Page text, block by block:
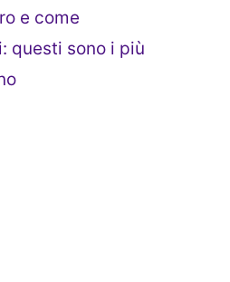
e come
questi sono i più